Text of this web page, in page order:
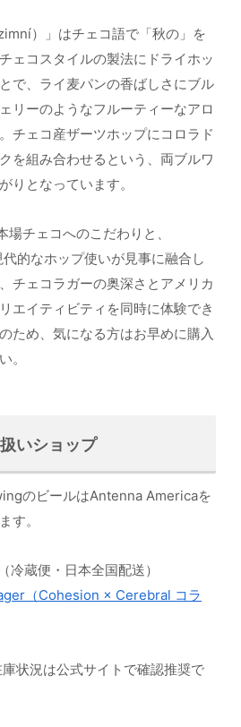
）」はチェコ語で「秋の」を
ェコスタイルの製法にドライホッ
で、ライ麦パンの香ばしさにブル
リーのようなフルーティーなアロ
チェコ産ザーツホップにコロラド
を組み合わせるという、両ブルワ
りとなっています。
チェコへのこだわりと、
的なホップ使いが見事に融合し
チェコラガーの奥深さとアメリカ
エイティビティを同時に体験でき
ため、気になる方はお早めに購入
。
いショップ
のビールはAntenna Americaを
す。
（冷蔵便・日本全国配送）
（Cohesion × Cerebral コラ
状況は公式サイトで確認推奨で